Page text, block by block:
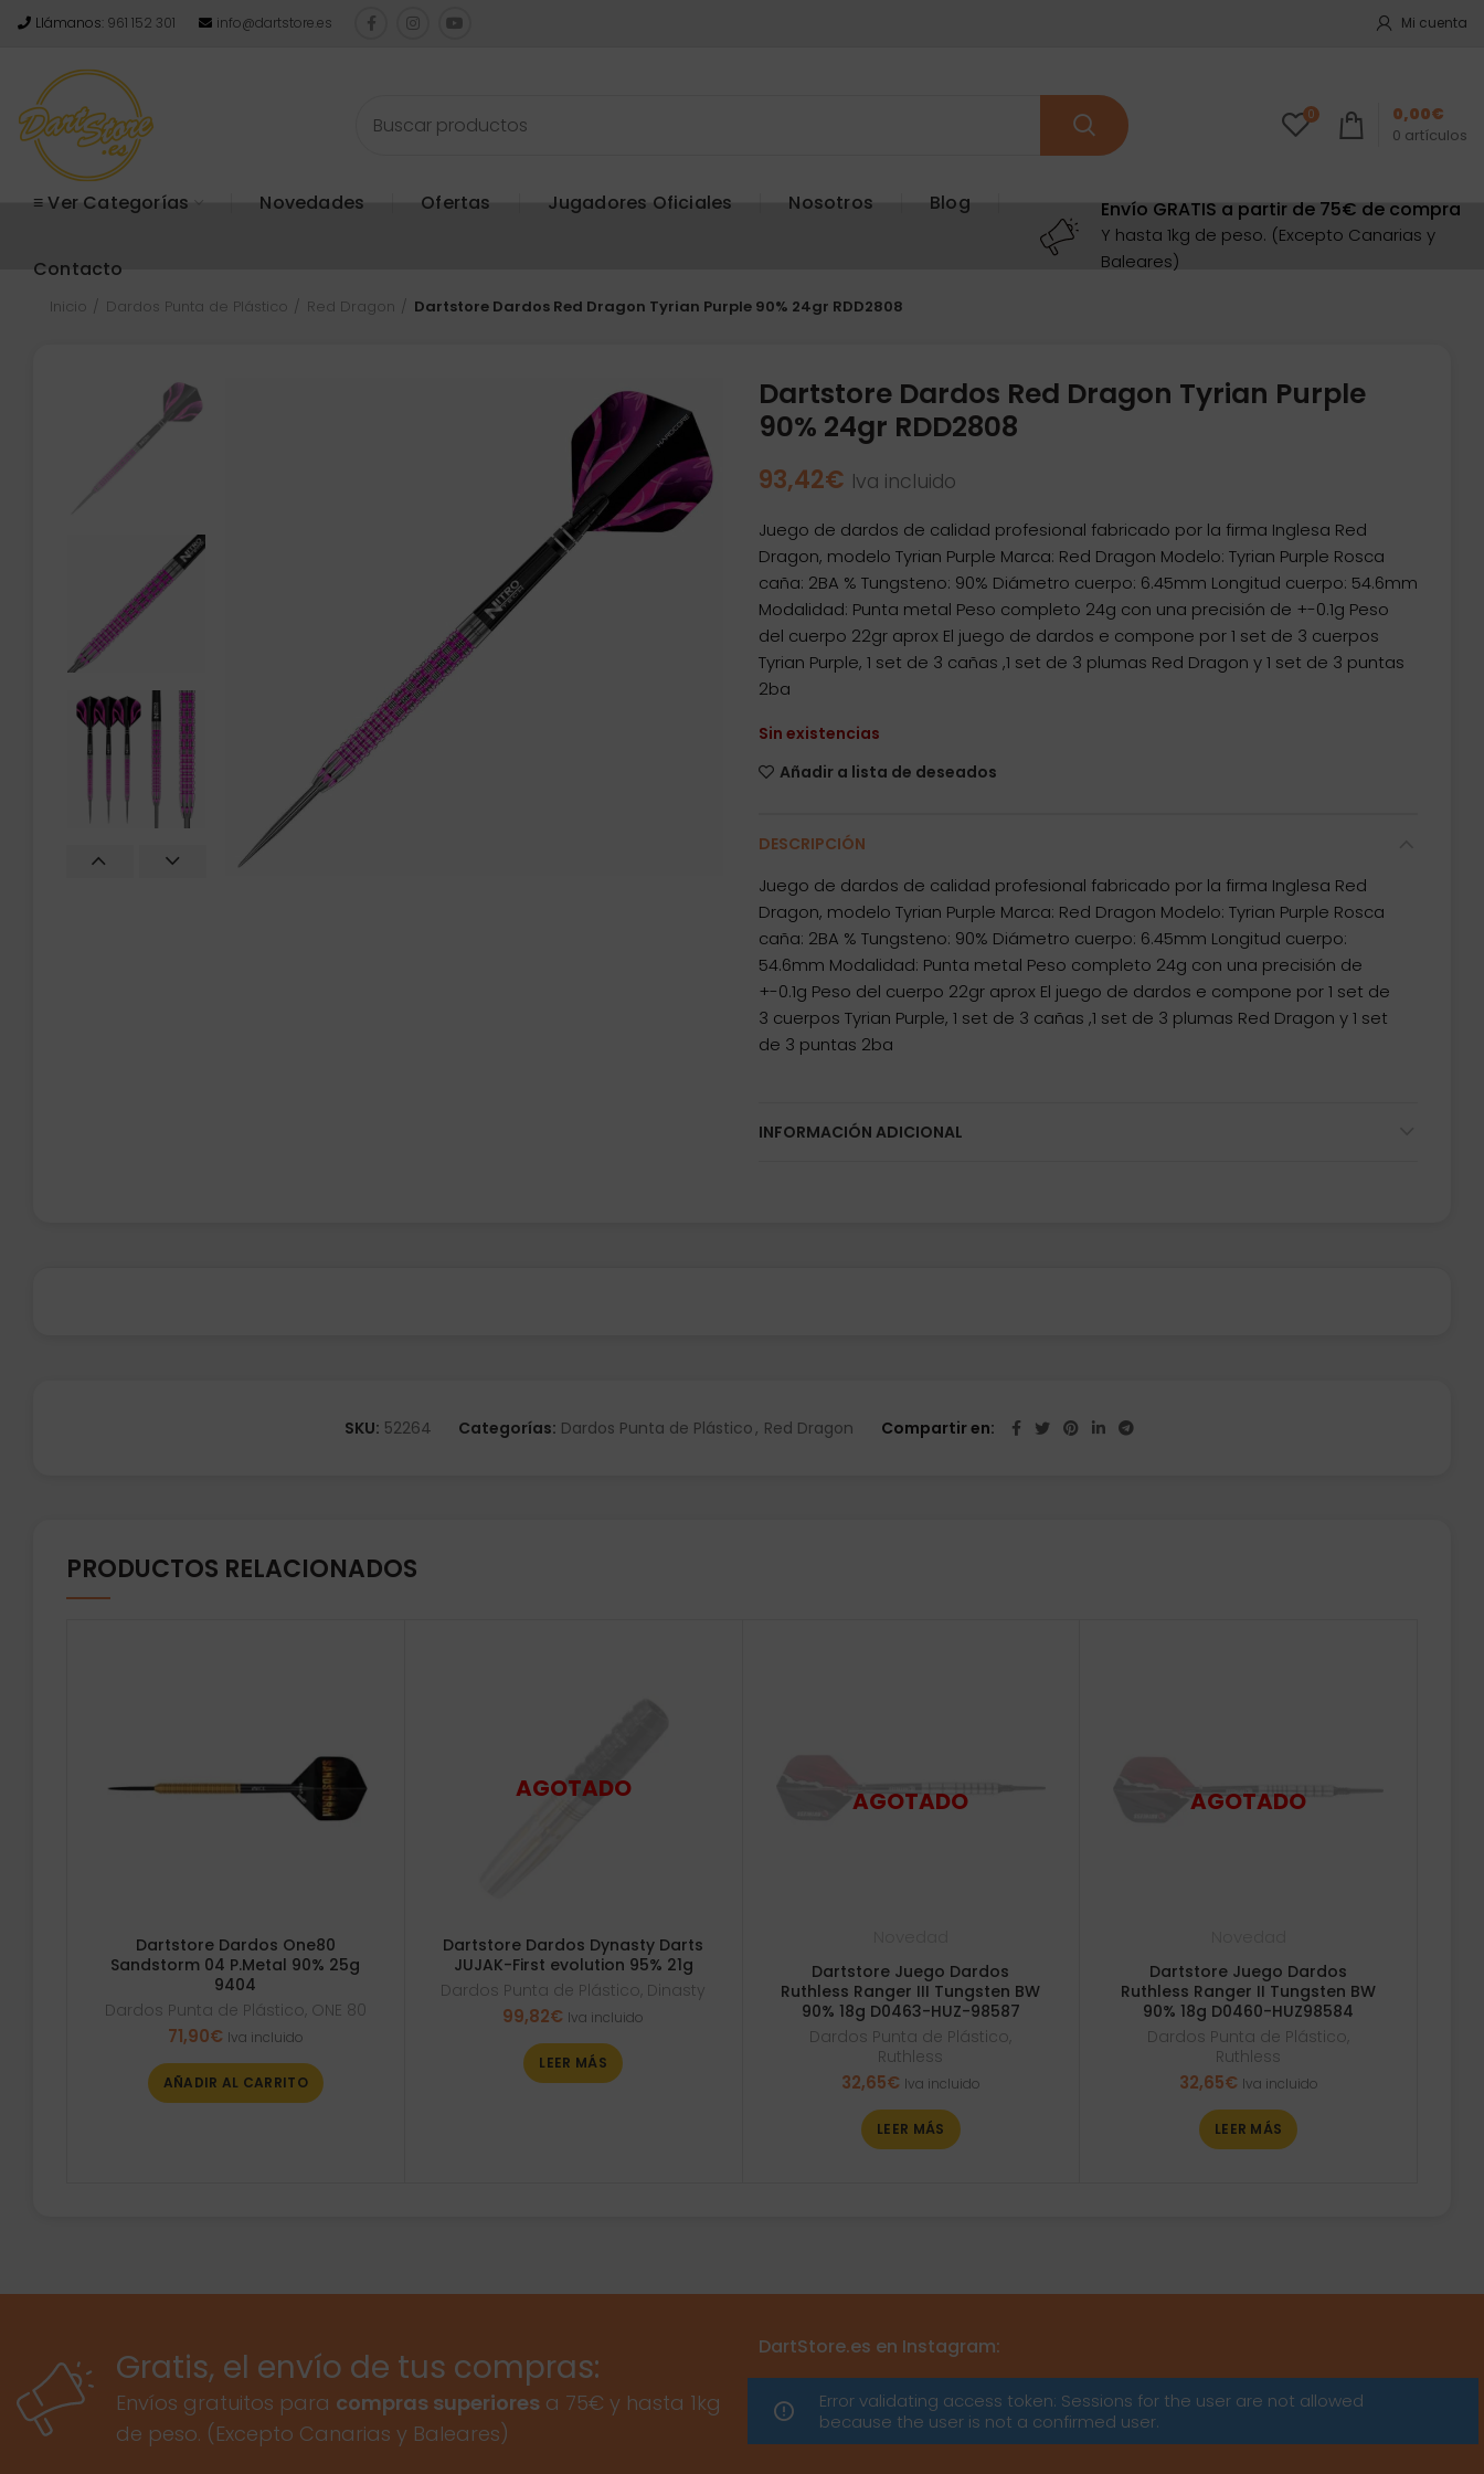
Llámanos: 961 152 301 info@dartstore.es Mi cuenta
0
0 artículos
0,00€
≡ Ver Categorías Novedades Ofertas Jugadores Oficiales Nosotros Blog
Contacto
Envío GRATIS a partir de 75€ de compra
Y hasta 1kg de peso. (Excepto Canarias y
Baleares)
Inicio Dardos Punta de Plástico Red Dragon Dartstore Dardos Red Dragon Tyrian Purple 90% 24gr RDD2808
Dartstore Dardos Red Dragon Tyrian Purple
90% 24gr RDD2808
93,42€ Iva incluido
Juego de dardos de calidad profesional fabricado por la firma Inglesa Red
Dragon, modelo Tyrian Purple Marca: Red Dragon Modelo: Tyrian Purple Rosca
caña: 2BA % Tungsteno: 90% Diámetro cuerpo: 6.45mm Longitud cuerpo: 54.6mm
Modalidad: Punta metal Peso completo 24g con una precisión de +-0.1g Peso
del cuerpo 22gr aprox El juego de dardos e compone por 1 set de 3 cuerpos
Tyrian Purple, 1 set de 3 cañas ,1 set de 3 plumas Red Dragon y 1 set de 3 puntas
2ba
Sin existencias
Añadir a lista de deseados
DESCRIPCIÓN
Juego de dardos de calidad profesional fabricado por la firma Inglesa Red
Dragon, modelo Tyrian Purple Marca: Red Dragon Modelo: Tyrian Purple Rosca
caña: 2BA % Tungsteno: 90% Diámetro cuerpo: 6.45mm Longitud cuerpo:
54.6mm Modalidad: Punta metal Peso completo 24g con una precisión de
+-0.1g Peso del cuerpo 22gr aprox El juego de dardos e compone por 1 set de
3 cuerpos Tyrian Purple, 1 set de 3 cañas ,1 set de 3 plumas Red Dragon y 1 set
de 3 puntas 2ba
INFORMACIÓN ADICIONAL
SKU: 52264 Categorías: Dardos Punta de Plástico, Red Dragon Compartir en
PRODUCTOS RELACIONADOS
Dartstore Dardos One80
Sandstorm 04 P.Metal 90% 25g
9404
Dardos Punta de Plástico, ONE 80
71,90€ Iva incluido
AÑADIR AL CARRITO
Dartstore Dardos Dynasty Darts
JUJAK-First evolution 95% 21g
Dardos Punta de Plástico, Dinasty
99,82€ Iva incluido
LEER MÁS
Dartstore Juego Dardos
Ruthless Ranger III Tungsten BW
90% 18g D0463-HUZ-98587
Dardos Punta de Plástico,
Ruthless
32,65€ Iva incluido
LEER MÁS
Dartstore Juego Dardos
Ruthless Ranger II Tungsten BW
90% 18g D0460-HUZ98584
Dardos Punta de Plástico,
Ruthless
32,65€ Iva incluido
LEER MÁS
Gratis, el envío de tus compras:
Envíos gratuitos para compras superiores a 75€ y hasta 1kg
de peso. (Excepto Canarias y Baleares)
DartStore.es en Instagram:
Error validating access token: Sessions for the user are not allowed
because the user is not a confirmed user.